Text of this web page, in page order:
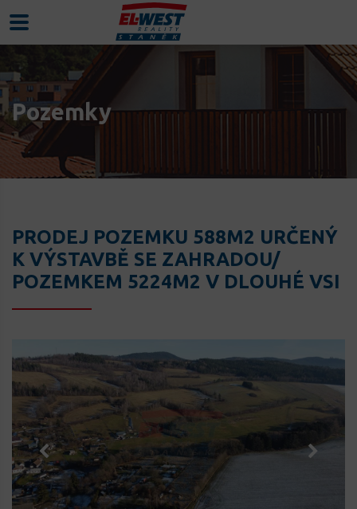
Pozemky
PRODEJ POZEMKU 588M2 URČENÝ
K VÝSTAVBĚ SE ZAHRADOU/
POZEMKEM 5224M2 V DLOUHÉ VSI